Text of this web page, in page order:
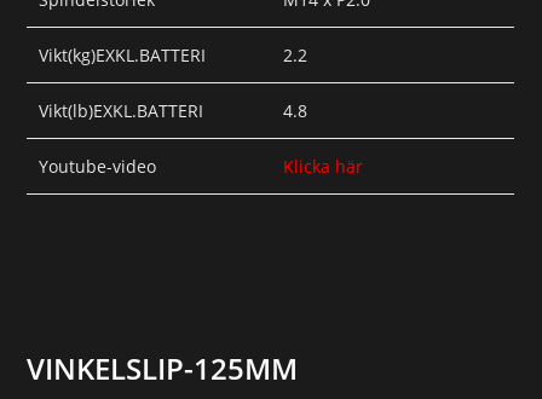
Vikt(kg)EXKL.BATTERI 2.2
Vikt(lb)EXKL.BATTERI 4.8
Youtube-video Klicka här
VINKELSLIP-125MM